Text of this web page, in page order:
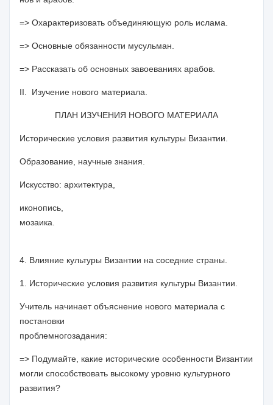
=> Охарактеризовать объединяющую роль ислама.
=> Основные обязанности мусульман.
=> Рассказать об основных завоеваниях арабов.
II. Изучение нового материала.
ПЛАН ИЗУЧЕНИЯ НОВОГО МАТЕРИАЛА
Исторические условия развития культуры Византии.
Образование, научные знания.
Искусство: архитектура,
иконопись,
мозаика.
4. Влияние культуры Византии на соседние страны.
1. Исторические условия развития культуры Византии.
Учитель начинает объяснение нового материала с
постановки
проблемногозадания:
=> Подумайте, какие исторические особенности Византии
могли способствовать высокому уровню культурного
развития?